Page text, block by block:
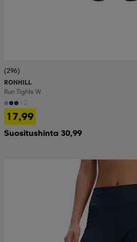
(296)
RONHILL
Run Tights W
17,99
Suositushinta 30,99